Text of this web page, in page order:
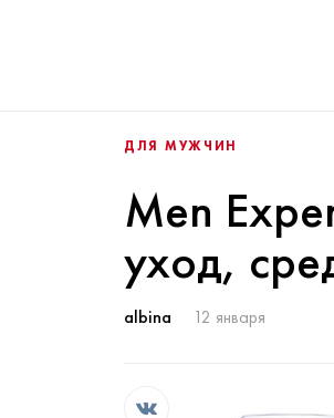
ДЛЯ МУЖЧИН
Men
уход,
albina 12 января